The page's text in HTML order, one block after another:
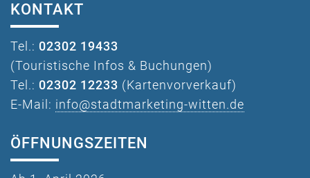
KONTAKT
Tel.: 02302 19433
(Touristische Infos & Buchungen)
Tel.: 02302 12233 (Kartenvorverkauf)
E-Mail: info@stadtmarketing-witten.de
ÖFFNUNGSZEITEN